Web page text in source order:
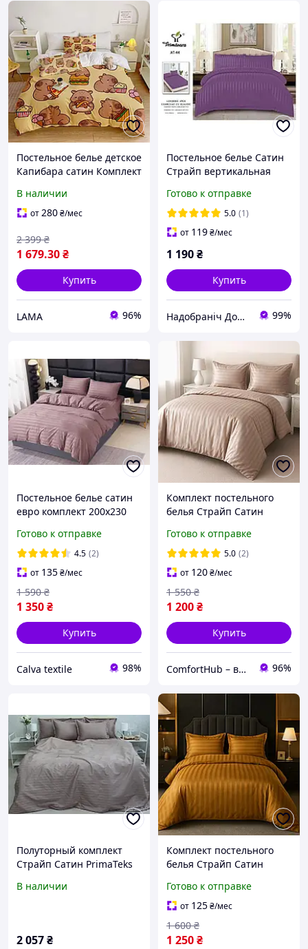
Постельное белье детское
Капибара сатин Комплект
принтом оранжевый
Капибара
В наличии
от280₴/мес
1 679.30₴
2 399 ₴
Купить
LAMA 96%
Постельное белье Сатин
Страйп вертикальная
простынь на резинке
Фиолетовый
Готово к отправке
5.0 (1)
от 119₴/мес
1 190₴
Купить
Надобраніч Домашній Текстиль 99%
Постельное белье сатин
евро комплект 200х230
простынь на резинке
наволочки 50х70 пудра
Готово к отправке
4.5 (2)
от 135₴/мес
1 350₴
1 590 ₴
Купить
Calva textile 98%
Комплект постельного
белья Страйп Сатин
размер с простыней на
резинке
Готово к отправке
5.0 (2)
от 120₴/мес
1 200₴
1 550 ₴
Купить
ComfortHub – ваш дом, ваш комфорт, ваше тепло 96%
Полуторный комплект
Страйп Сатин PrimaTeks
белья Multistripe MST-13
В наличии
2 057₴
Комплект постельного
белья Страйп Сатин
простыней на резинке
(янтарь)
Готово к отправке
от 125₴/мес
1 250₴
1 600 ₴